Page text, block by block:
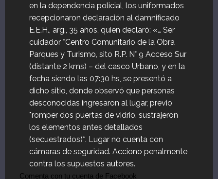
en la dependencia policial, los uniformados
recepcionaron declaración al damnificado
E.E.H., arg., 35 años, quien declaró: «… Ser
cuidador *Centro Comunitario de la Obra
Parques y Turismo, sito R.P. N° 9 Acceso Sur
(distante 2 kms) – del casco Urbano, y en la
fecha siendo las 07:30 hs, se presentó a
dicho sitio, donde observó que personas
desconocidas ingresaron al lugar, previo
*romper dos puertas de vidrio, sustrajeron
los elementos antes detallados
(secuestrados)*. Lugar no cuenta con
cámaras de seguridad. Acciono penalmente
contra los supuestos autores.
Comenta con tu cuenta de Facebook